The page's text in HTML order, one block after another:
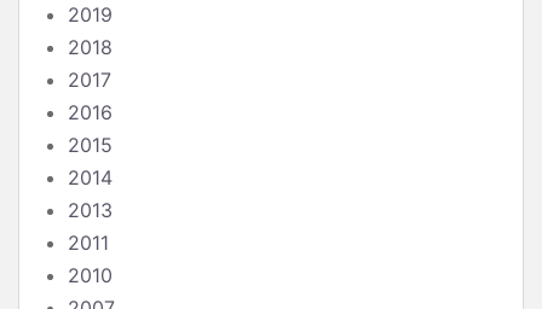
2019
2018
2017
2016
2015
2014
2013
2011
2010